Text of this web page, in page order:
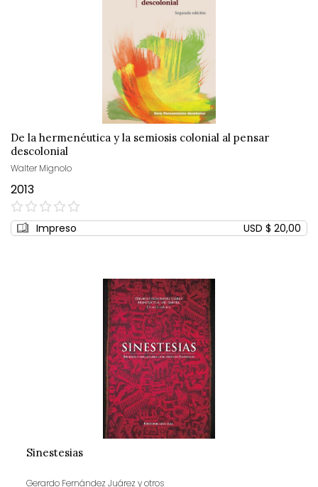
De la hermenéutica y la semiosis colonial al pensar
descolonial
Walter Mignolo
2013
0%
Impreso USD $ 20,00
Sinestesias
Gerardo Fernández Juárez y otros